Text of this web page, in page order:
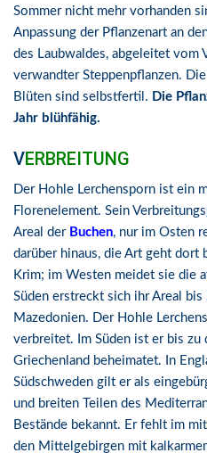
Sommer nicht mehr vorhanden
Anpassung der Pflanzenart an
des Laubwaldes, abgeleitet vom
verwandter Steppenpflanzen.
Blüten sind selbstfertil. Die
Jahr blühfähig.
VERBREITUNG
Der Hohle Lerchensporn ist ein
Florenelement. Sein
Areal der Buchen, nur im Osten
darüber hinaus, die Art geht dort
Krim; im Westen meidet sie die
Süden erstreckt sich ihr Areal bis
Mazedonien. Der Hohle
verbreitet. Im Süden ist er bis zu
Griechenland beheimatet. In
Südschweden gilt er als
und breiten Teilen des
Bestände bekannt. Er fehlt im
den Mittelgebirgen mit